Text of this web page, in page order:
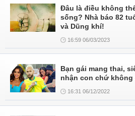
Đâu là điều không
sống? Nhà báo 82
và Dũng khí!
16:59 06/03/2023
Bạn gái mang thai,
nhận con chứ không
16:31 06/12/2022